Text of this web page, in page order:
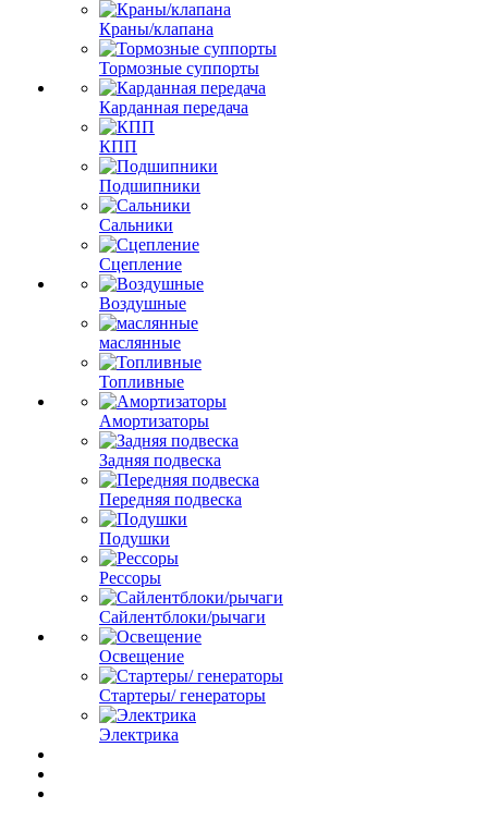
Краны/клапана
Тормозные суппорты
Карданная передача
КПП
Подшипники
Сальники
Сцепление
Воздушные
маслянные
Топливные
Амортизаторы
Задняя подвеска
Передняя подвеска
Подушки
Рессоры
Сайлентблоки/рычаги
Освещение
Стартеры/ генераторы
Электрика